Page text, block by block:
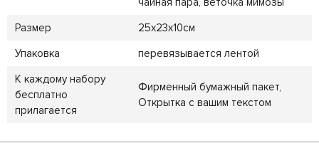
Размер
25х23х10см
Упаковка
перевязывается лентой
К каждому набору
бесплатно
прилагается
Фирменный бумажный пакет,
Открытка с вашим текстом